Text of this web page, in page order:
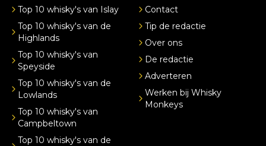
Top 10 whisky's van Islay
Top 10 whisky's van de
Highlands
Top 10 whisky's van
Speyside
Top 10 whisky's van de
Lowlands
Top 10 whisky's van
Campbeltown
Top 10 whisky's van de
Contact
Tip de redactie
Over ons
De redactie
Adverteren
Werken bij Whisky
Monkeys